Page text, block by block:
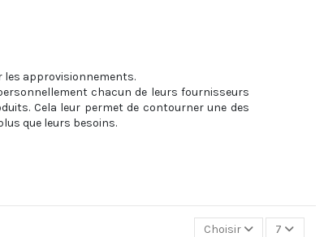
les approvisionnements.
chacun de leurs fournisseurs
Cela leur permet de contourner une des
que leurs besoins.
Choisir 7